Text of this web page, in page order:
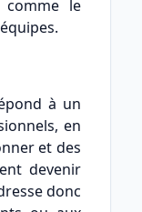
comme le
à un
en
et des
devenir
donc